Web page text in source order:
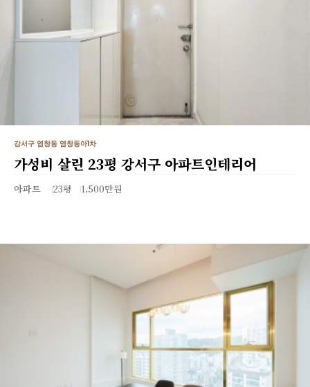
강서구 염창동 염창동아1차
가성비 살린 23평 강서구 아파트인테리어
아파트 23평 1,500만원